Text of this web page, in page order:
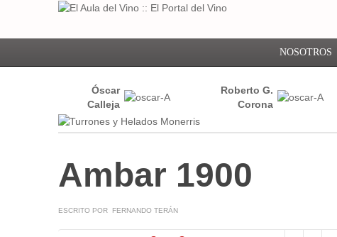
NOSOTROS
Óscar
Calleja
Roberto G.
Corona
Ambar 1900
ESCRITO POR FERNANDO TERÁN